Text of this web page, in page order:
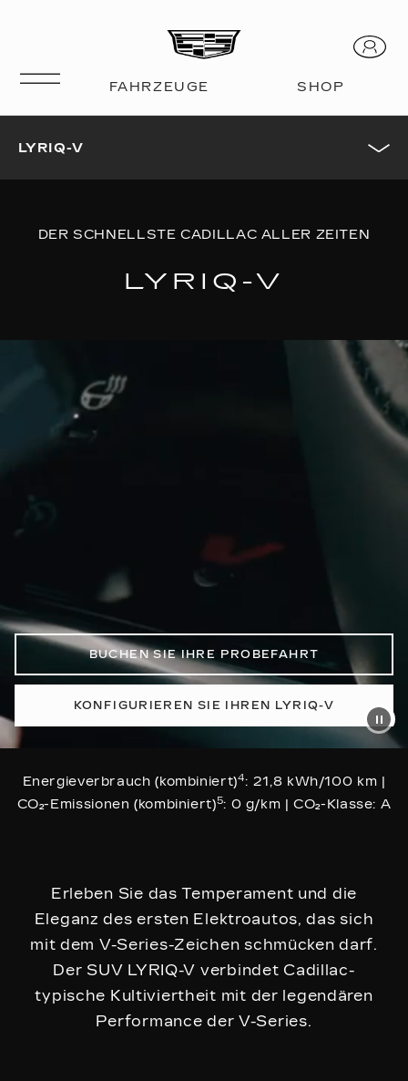
LYRIQ-V
DER SCHNELLSTE CADILLAC ALLER ZEITEN
LYRIQ-V
BUCHEN SIE IHRE PROBEFAHRT
KONFIGURIEREN SIE IHREN LYRIQ-V
Energieverbrauch (kombiniert)4: 21,8 kWh/100 km |
CO₂-Emissionen (kombiniert)5: 0 g/km | CO₂-Klasse: A
Erleben Sie das Temperament und die
Eleganz des ersten Elektroautos, das sich
mit dem V-Series-Zeichen schmücken darf.
Der SUV LYRIQ-V verbindet Cadillac-
typische Kultiviertheit mit der legendären
Performance der V-Series.